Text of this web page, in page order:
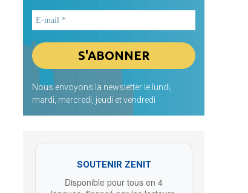
Nous envoyons la newsletter le lundi,
mardi, mercredi, jeudi et vendredi
SOUTENIR ZENIT
Disponible pour tous en 4